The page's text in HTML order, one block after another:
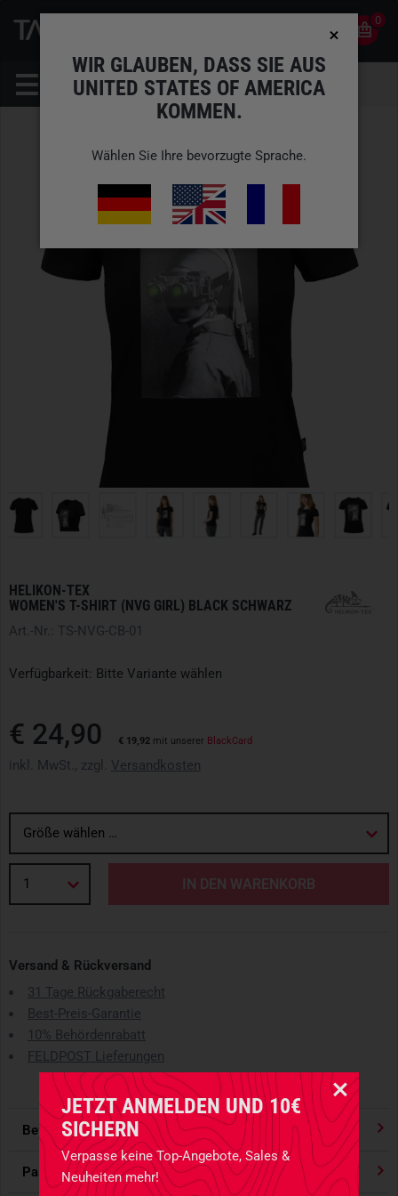
JETZT ANMELDEN UND 10€
SICHERN
Verpasse keine Top-Angebote, Sales &
Neuheiten mehr!
0
HELIKON-TEX
WOMEN'S T-SHIRT (NVG GIRL) BLACK SCHWARZ
Art.-Nr.: TS-NVG-CB-01
Verfügbarkeit: Bitte Variante wählen
€ 24,90 € 19,92 mit unserer BlackCard
inkl. MwSt., zzgl. Versandkosten
Größe wählen …
1 IN DEN WARENKORB
Versand & Rückversand
31 Tage Rückgaberecht
Best-Preis-Garantie
10% Behördenrabatt
FELDPOST Lieferungen
Bewertungen 4.91 / 5 Sternen
Passform
WIR GLAUBEN, DASS SIE AUS
UNITED STATES OF AMERICA
KOMMEN.
Wählen Sie Ihre bevorzugte Sprache.